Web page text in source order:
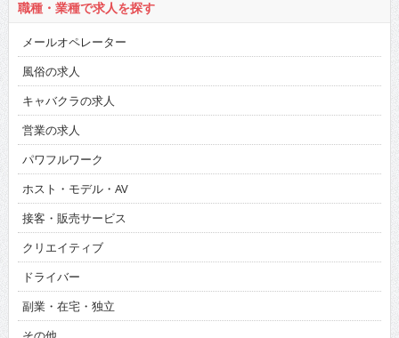
職種・業種で求人を探す
メールオペレーター
風俗の求人
キャバクラの求人
営業の求人
パワフルワーク
ホスト・モデル・AV
接客・販売サービス
クリエイティブ
ドライバー
副業・在宅・独立